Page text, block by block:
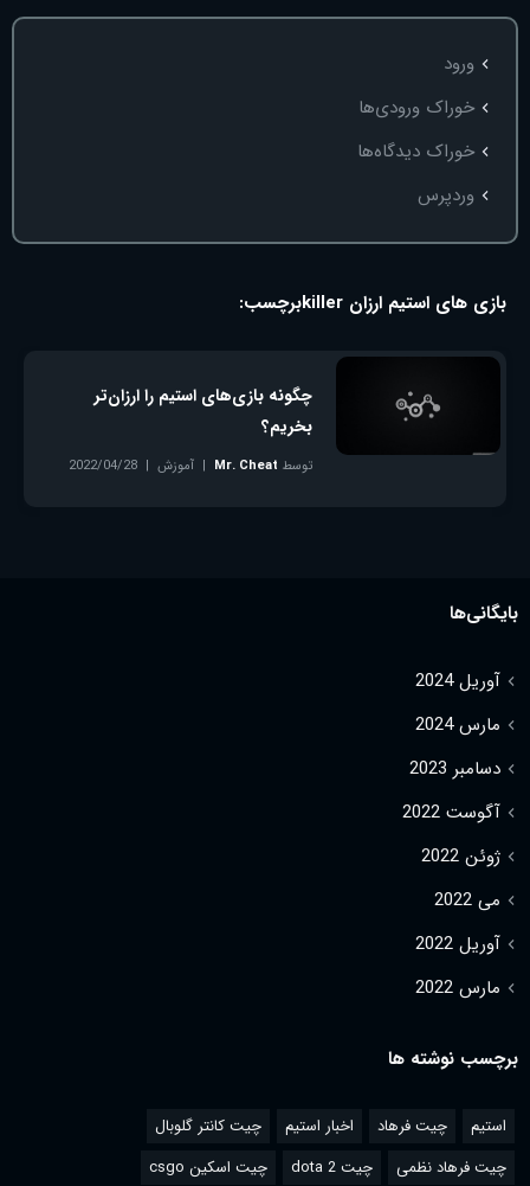
ورود
خوراک ورودی‌ها
خوراک دیدگاه‌ها
وردپرس
برچسب: بازی های استیم ارزان killer
چگونه بازی‌های استیم را ارزان‌تر
بخریم؟
توسط Mr. Cheat آموزش
2022/04/28
بایگانی‌ها
آوریل 2024
مارس 2024
دسامبر 2023
آگوست 2022
ژوئن 2022
می 2022
آوریل 2022
مارس 2022
برچسب نوشته ها
استیم چیت فرهاد اخبار استیم
چیت کانتر گلوبال
چیت فرهاد نظمی
چیت dota 2 چیت اسکین csgo